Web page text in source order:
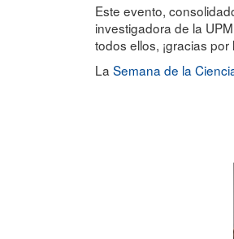
Este evento,
investigadora de la
todos ellos, ¡gracias
La Semana de la